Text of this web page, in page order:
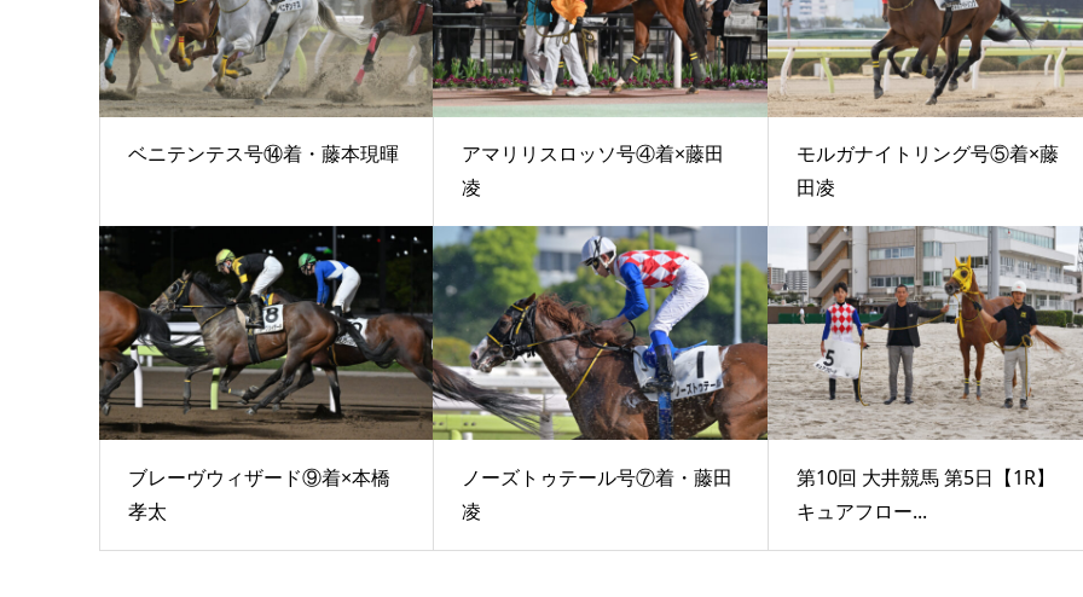
ベニテンテス号⑭着・藤本現暉
アマリリスロッソ号④着×藤田
凌
モルガナイトリング号⑤着×藤
田凌
ブレーヴウィザード⑨着×本橋
孝太
ノーズトゥテール号⑦着・藤田
凌
第10回 大井競馬 第5日【1R】
キュアフロー...